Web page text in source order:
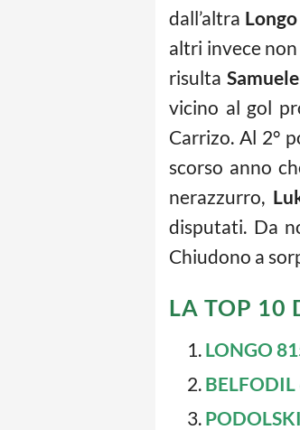
dall’altra
altri invece
risulta
vicino al gol
Carrizo. Al 2°
scorso anno
nerazzurro,
disputati. Da
Chiudono a
LA TOP 10
LONGO